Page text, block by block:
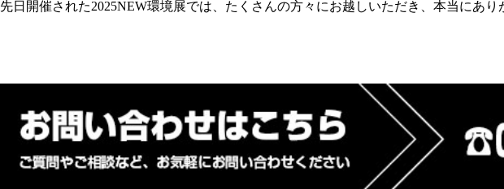
先日開催された2025NEW環境展では、たくさんの方々にお越しいただき、本当にあり